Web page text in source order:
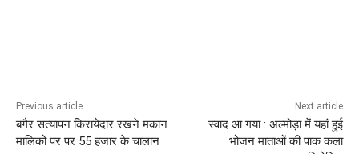
Previous article
बगैर सत्यापन किरायेदार रखने मकान
मालिकों पर पर 55 हजार के चालान
Next article
स्वाद आ गया : अल्मोड़ा में यहां हुई
भोजन माताओं की पाक कला